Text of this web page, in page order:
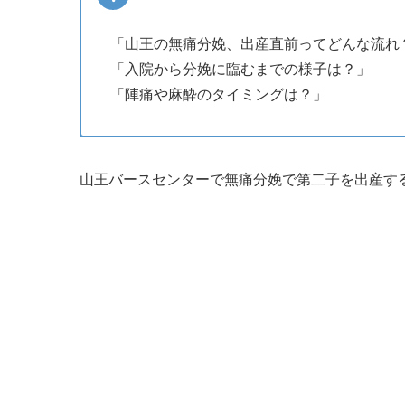
「山王の無痛分娩、出産直前ってどんな流れ
「入院から分娩に臨むまでの様子は？」
「陣痛や麻酔のタイミングは？」
山王バースセンターで無痛分娩で第二子を出産す